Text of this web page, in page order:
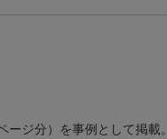
ジ分）を事例として掲載。